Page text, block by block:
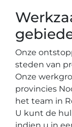
Onze
steden van
Onze
provincies
het team in
U kunt de